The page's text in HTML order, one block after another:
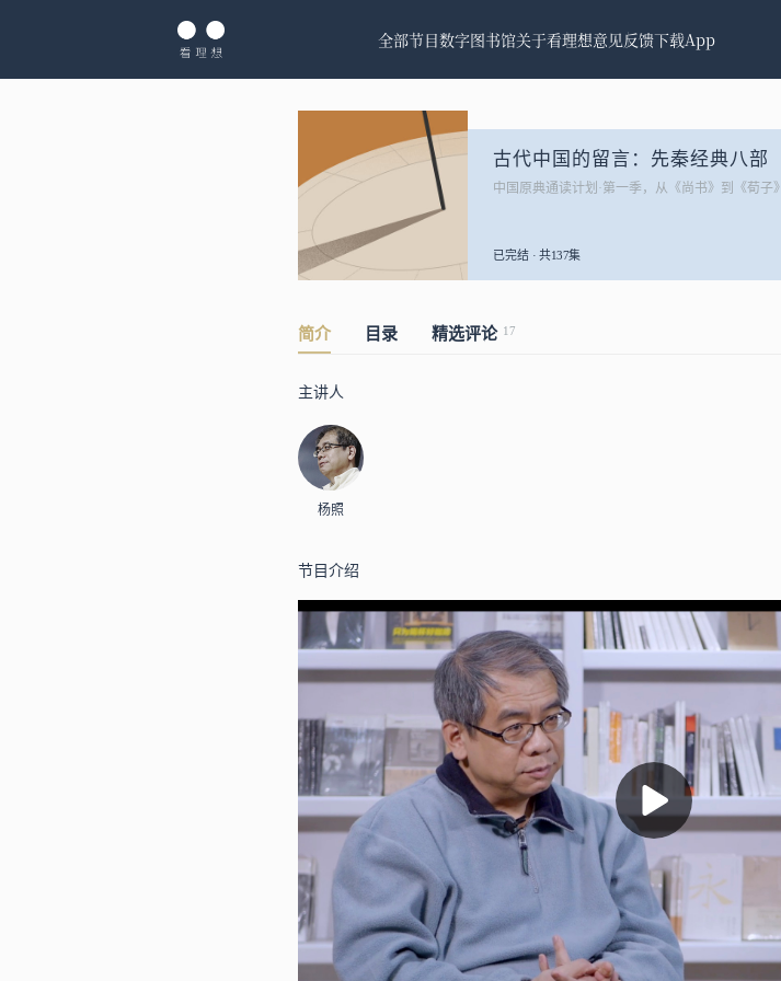
全部节目数字图书馆关于看理想意见反馈下载App
古代中国的留言：先秦经典八部
中国原典通读计划·第一季，从《尚书》到《荀子》
已完结 · 共137集
简介 目录 精选评论 17
主讲人
杨照
节目介绍